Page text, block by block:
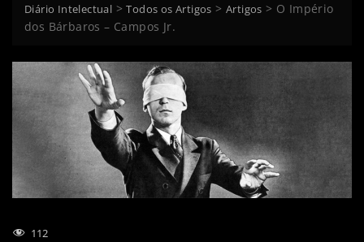
Diário Intelectual >Todos os Artigos >Artigos > O Império
dos Bárbaros – Campos Jr.
112